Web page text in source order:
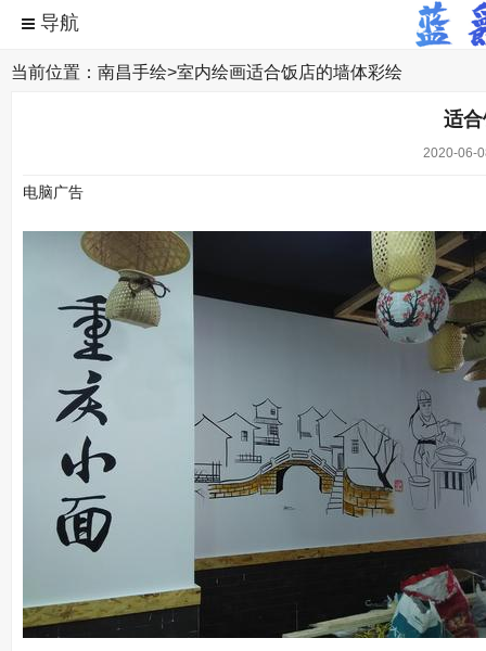
当前位置： 南昌手绘>室内绘画适合饭店的墙体彩绘
适
2020-06-
电脑广告